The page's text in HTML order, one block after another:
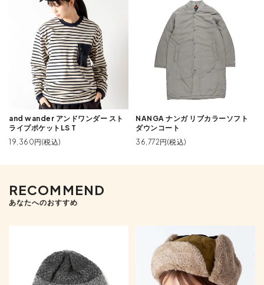
and wander アンドワンダー スト
ライプポケットLS T
19,360円(税込)
NANGA ナンガ リブカラーソフト
ダウンコート
36,772円(税込)
RECOMMEND
あなたへのおすすめ